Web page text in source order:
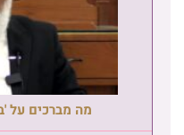
מה מברכים על